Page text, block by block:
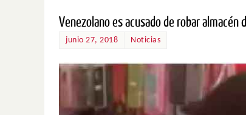
Venezolano es acusado de robar almacén
junio 27, 2018 Noticias